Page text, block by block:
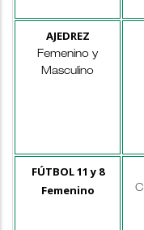
AJEDREZ
Femenino y
Masculino
FÚTBOL 11 y 8
Femenino